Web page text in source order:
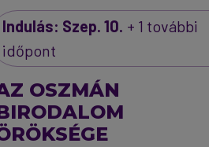
Indulás: Szep. 10. + 1 további
időpont
OSZMÁN